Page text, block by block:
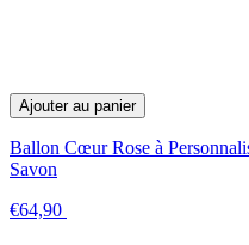
Ajouter au panier
Ballon Cœur Rose à
Savon
€64,90